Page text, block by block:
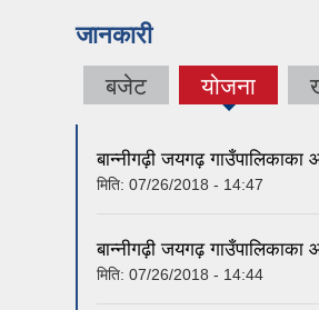
जानकारी
बजेट योजना
(active
बान्नीगढ़ी जयगढ़
मिति: 07/26/2018 - 14:47
बान्नीगढ़ी जयगढ़
मिति: 07/26/2018 - 14:44